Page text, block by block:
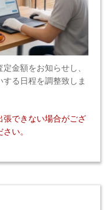
金額をお知らせし、
る日程を調整致しま
できない場合がござ
い。